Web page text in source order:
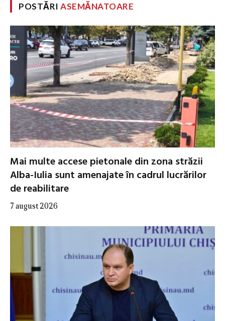
POSTĂRIASEMĂNATOARE
Mai multe accese pietonale din zona străzii
Alba-Iulia sunt amenajate în cadrul lucrărilor
de reabilitare
7 august 2026